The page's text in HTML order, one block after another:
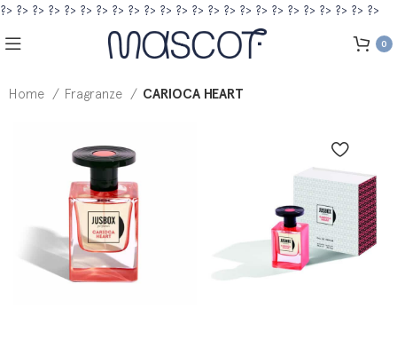
?> ?> ?> ?> ?> ?> ?> ?> ?> ?> ?> ?> ?> ?> ?> ?> ?> ?> ?> ?> ?> ?> ?> ?>
0
Home Fragranze CARIOCA HEART